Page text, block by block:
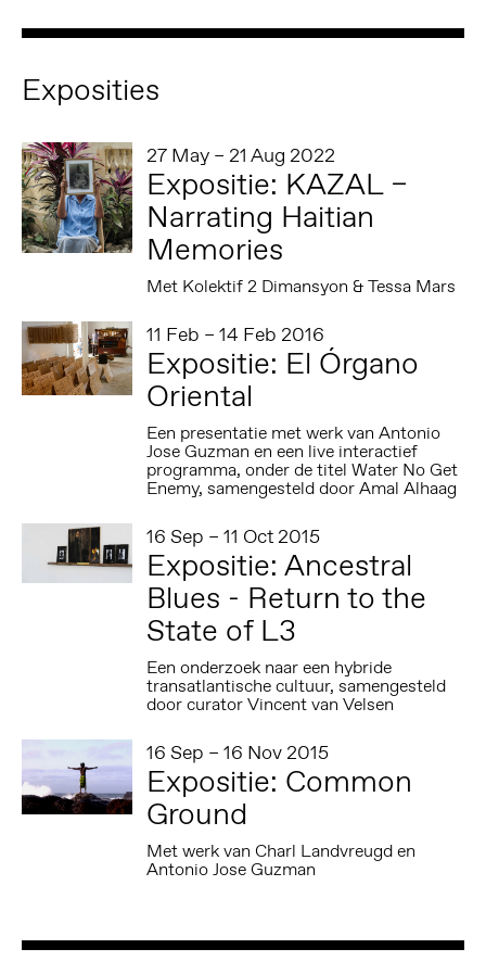
Exposities
27 May – 21 Aug 2022
Expositie: KAZAL –
Narrating Haitian
Memories
Met Kolektif 2 Dimansyon & Tessa Mars
11 Feb – 14 Feb 2016
Expositie: El Órgano
Oriental
Een presentatie met werk van Antonio
Jose Guzman en een live interactief
programma, onder de titel Water No Get
Enemy, samengesteld door Amal Alhaag
16 Sep – 11 Oct 2015
Expositie: Ancestral
Blues - Return to the
State of L3
Een onderzoek naar een hybride
transatlantische cultuur, samengesteld
door curator Vincent van Velsen
16 Sep – 16 Nov 2015
Expositie: Common
Ground
Met werk van Charl Landvreugd en
Antonio Jose Guzman